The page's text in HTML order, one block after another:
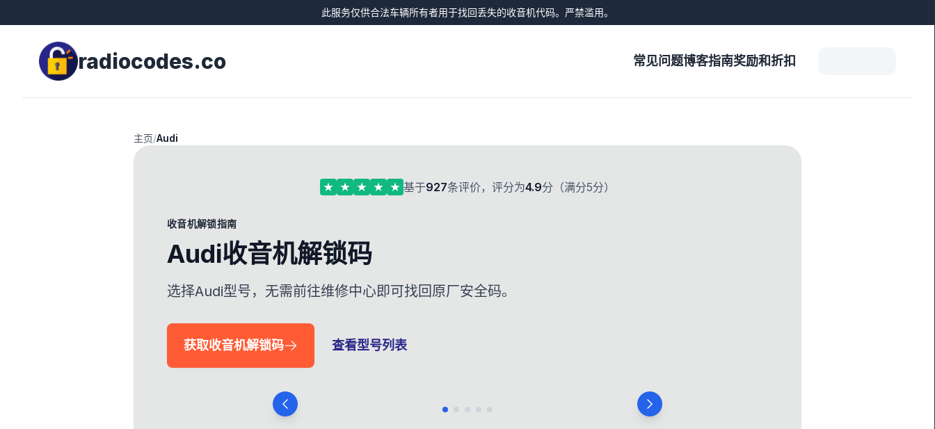
此服务仅供合法车辆所有者用于找回丢失的收音机代码。严禁滥用。
radiocodes.co 常见问题博客指南奖励和折扣
主页/Audi
基于927条评价，评分为4.9分（满分5分）
收音机解锁指南
Audi收音机解锁码
选择Audi型号，无需前往维修中心即可找回原厂安全码。
获取收音机解锁码 查看型号列表